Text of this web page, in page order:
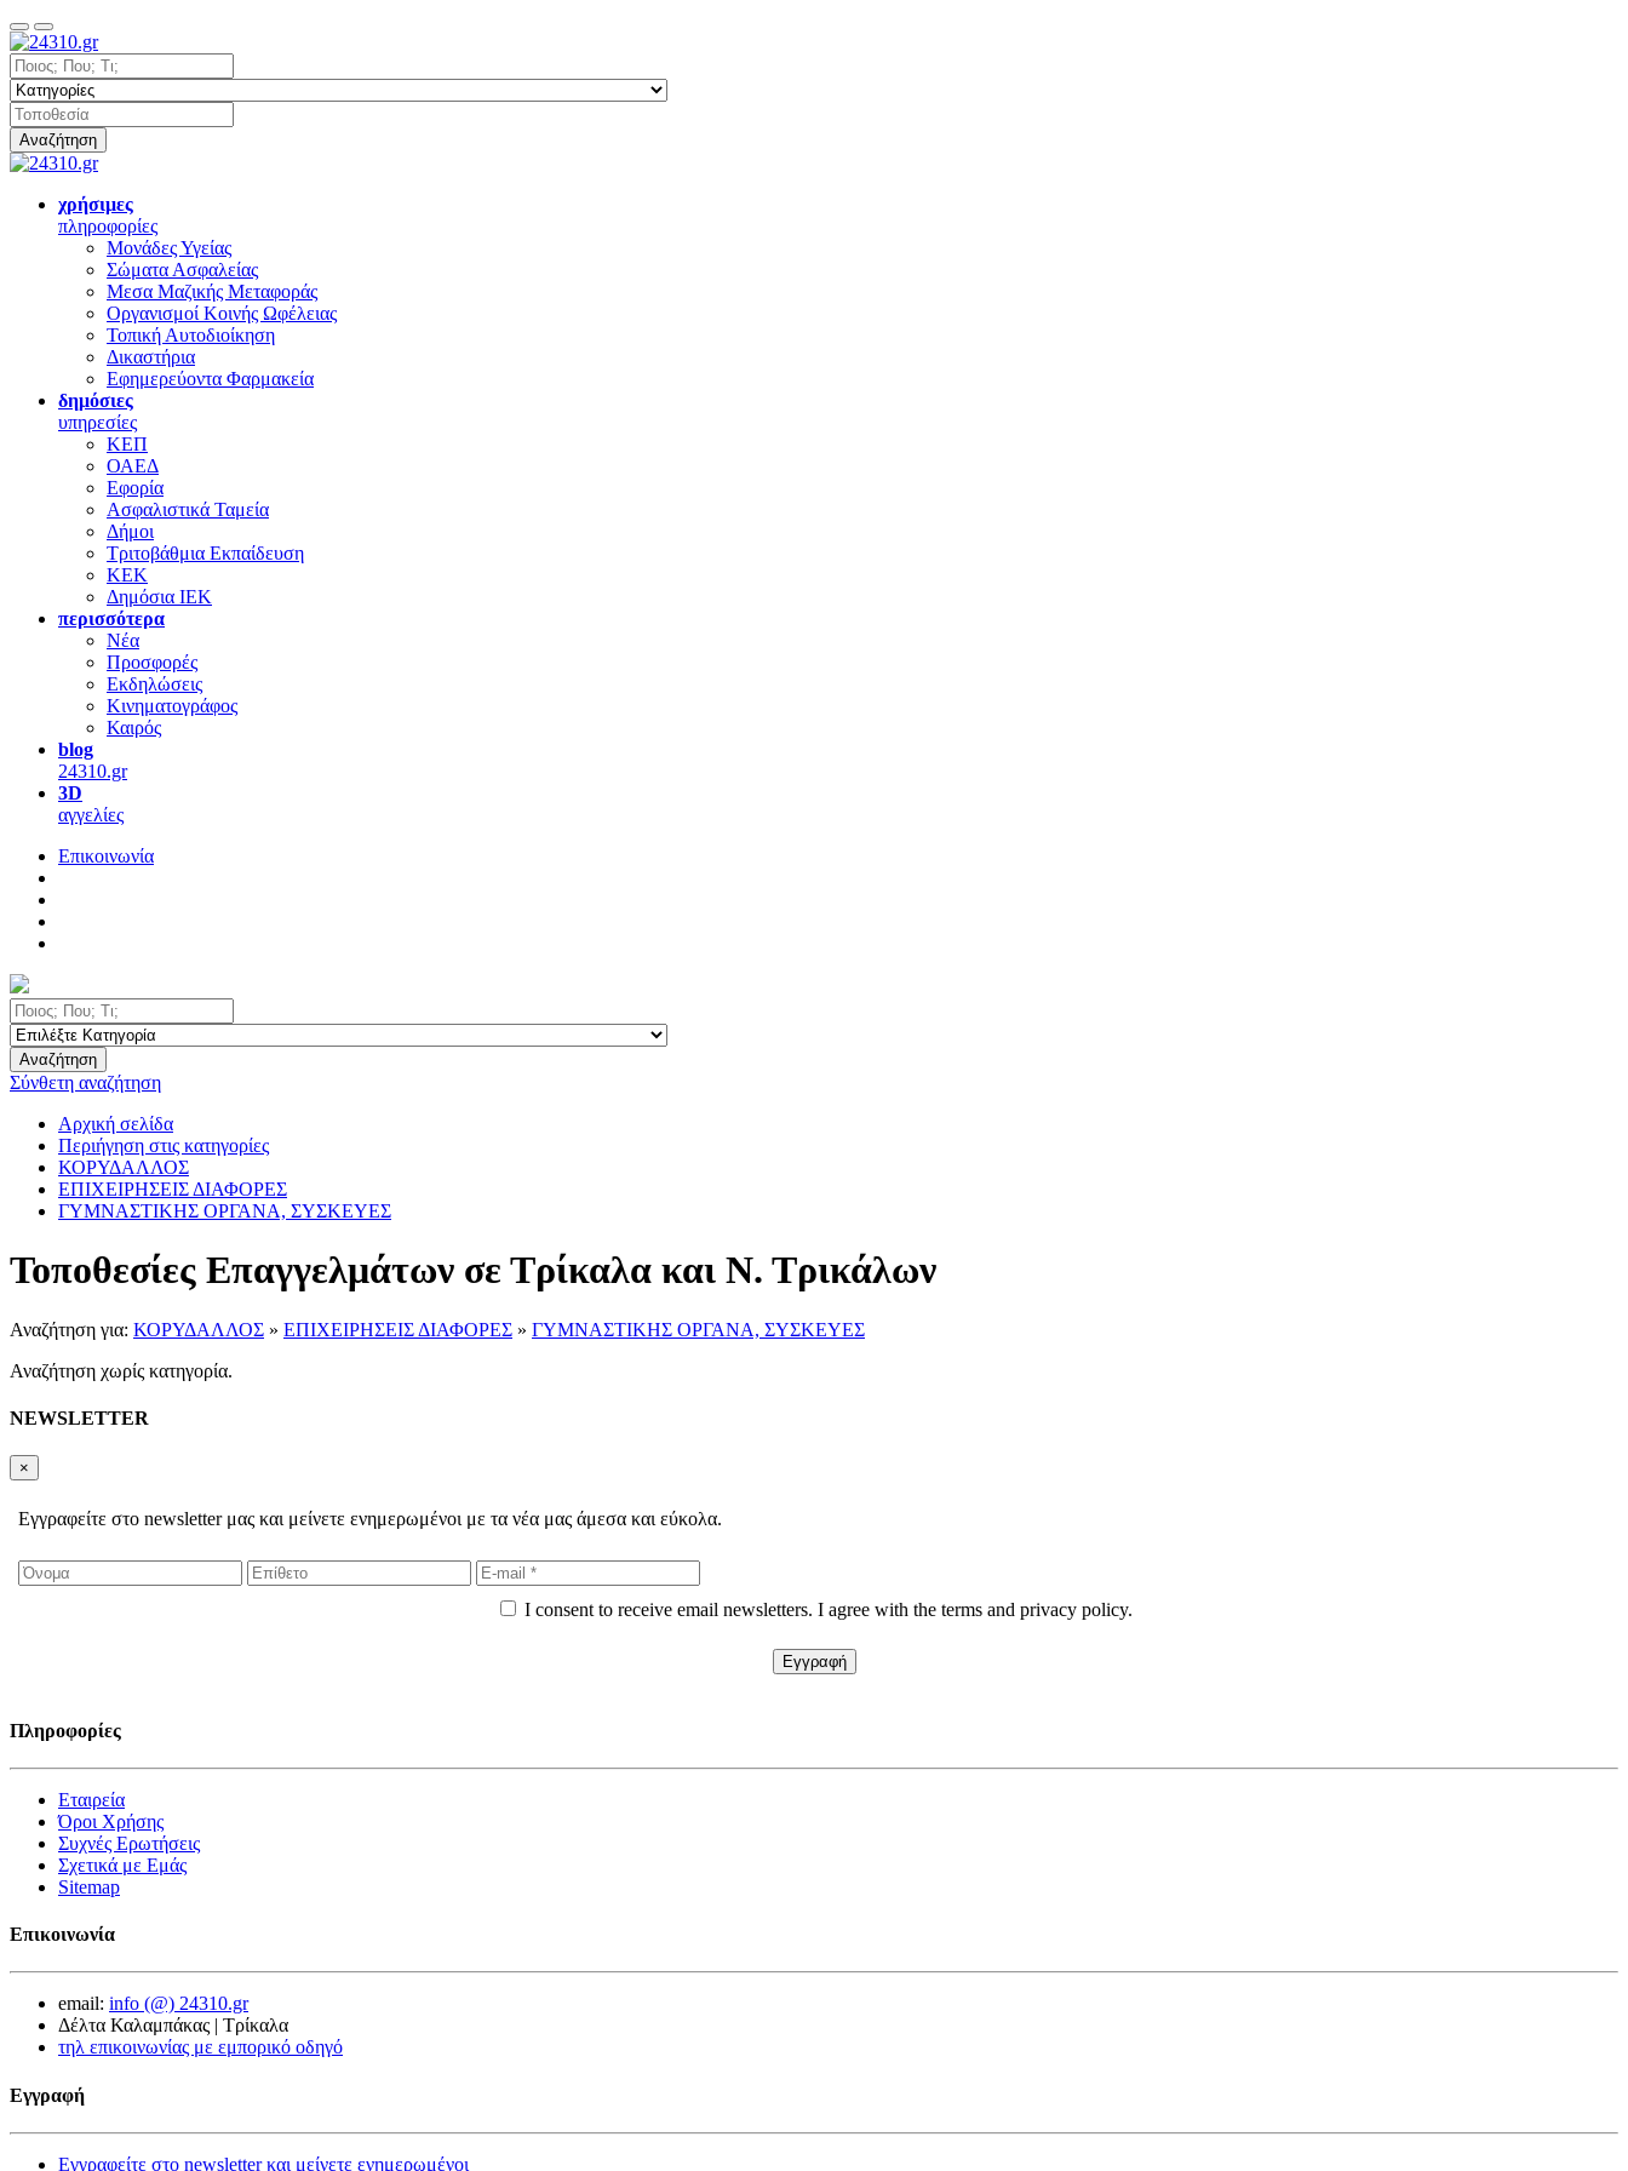
Αναζήτηση
χρήσιμες
πληροφορίες
Μονάδες Υγείας
Σώματα Ασφαλείας
Μεσα Μαζικής Μεταφοράς
Οργανισμοί Κοινής Ωφέλειας
Τοπική Αυτοδιοίκηση
Δικαστήρια
Εφημερεύοντα Φαρμακεία
δημόσιες
υπηρεσίες
ΚΕΠ
ΟΑΕΔ
Εφορία
Ασφαλιστικά Ταμεία
Δήμοι
Τριτοβάθμια Εκπαίδευση
ΚΕΚ
Δημόσια ΙΕΚ
περισσότερα
Νέα
Προσφορές
Εκδηλώσεις
Κινηματογράφος
Καιρός
blog
24310.gr
3D
αγγελίες
Επικοινωνία
Αναζήτηση
Σύνθετη αναζήτηση
Αρχική σελίδα
Περιήγηση στις κατηγορίες
ΚΟΡΥΔΑΛΛΟΣ
ΕΠΙΧΕΙΡΗΣΕΙΣ ΔΙΑΦΟΡΕΣ
ΓΥΜΝΑΣΤΙΚΗΣ ΟΡΓΑΝΑ, ΣΥΣΚΕΥΕΣ
Τοποθεσίες Επαγγελμάτων σε Τρίκαλα και Ν. Τρικάλων
Αναζήτηση για: ΚΟΡΥΔΑΛΛΟΣ » ΕΠΙΧΕΙΡΗΣΕΙΣ ΔΙΑΦΟΡΕΣ » ΓΥΜΝΑΣΤΙΚΗΣ ΟΡΓΑΝΑ, ΣΥΣΚΕΥΕΣ
Αναζήτηση χωρίς κατηγορία.
NEWSLETTER
×
Εγγραφείτε στο newsletter μας και μείνετε ενημερωμένοι με τα νέα μας άμεσα και εύκολα.
I consent to receive email newsletters. I agree with the terms and privacy policy.
Πληροφορίες
Εταιρεία
Όροι Χρήσης
Συχνές Ερωτήσεις
Σχετικά με Εμάς
Sitemap
Επικοινωνία
email: info (@) 24310.gr
Δέλτα Καλαμπάκας | Τρίκαλα
τηλ επικοινωνίας με εμπορικό οδηγό
Εγγραφή
Εγγραφείτε στο newsletter και μείνετε ενημερωμένοι